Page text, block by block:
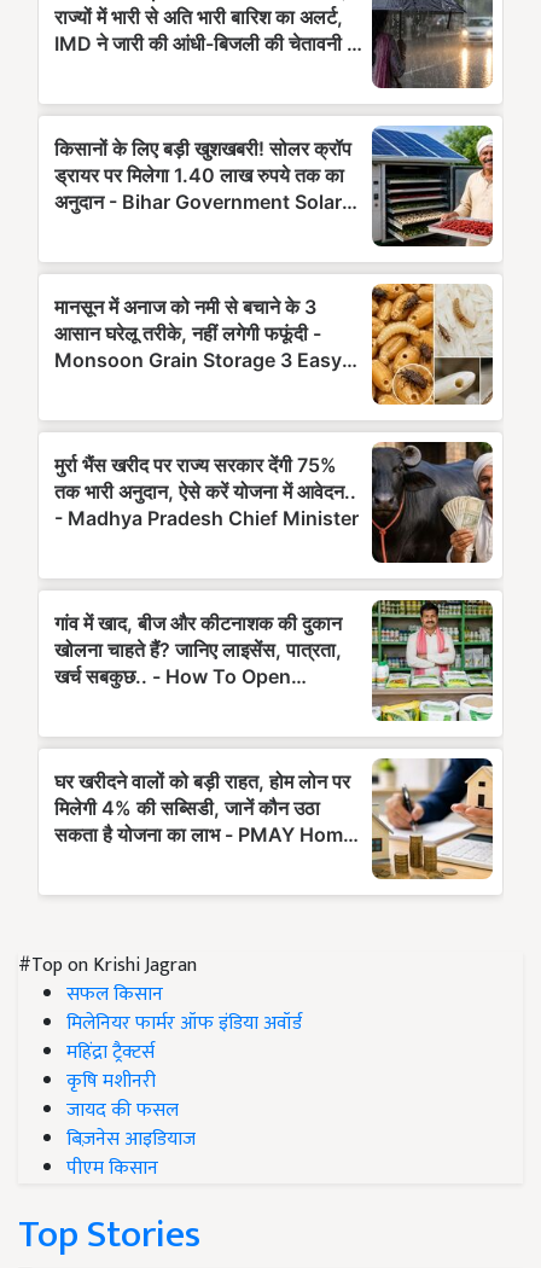
#Top on Krishi Jagran
सफल किसान
मिलेनियर फार्मर ऑफ इंडिया अवॉर्ड
महिंद्रा ट्रैक्टर्स
कृषि मशीनरी
जायद की फसल
बिज़नेस आइडियाज
पीएम किसान
Top Stories